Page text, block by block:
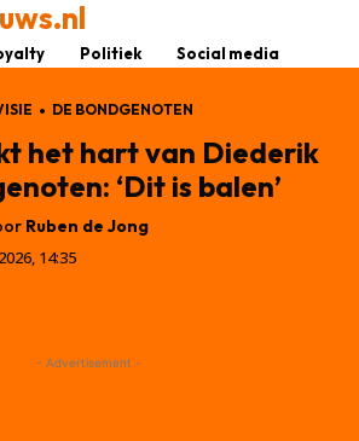
Politiek Social media
DE BONDGENOTEN
het hart van Diederik
‘Dit is balen’
Ruben de Jong
14:35
- Advertisement -